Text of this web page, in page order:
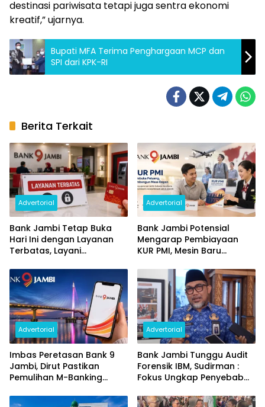
destinasi pariwisata tetapi juga sentra ekonomi
kreatif,” ujarnya.
Bupati MFA Terima Penghargaan MCP dan
SPI dari KPK-RI
Berita Terkait
Advertorial
Bank Jambi Tetap Buka
Hari Ini dengan Layanan
Terbatas, Layani
dan Perubahan PIN
Advertorial
Bank Jambi Potensial
Mengarap Pembiayaan
KUR PMI, Mesin Baru
Daerah
Advertorial
Imbas Peretasan Bank 9
Jambi, Dirut Pastikan
Pemulihan M-Banking
Advertorial
Bank Jambi Tunggu Audit
Forensik IBM, Sudirman :
Fokus Ungkap Penyebab
Rp144 Miliar